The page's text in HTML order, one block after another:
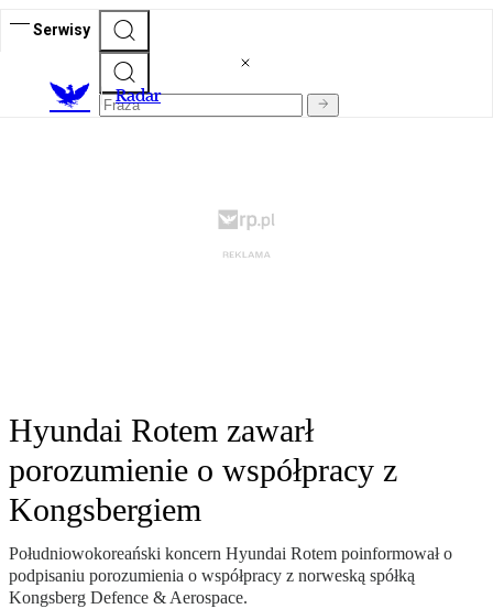
Serwisy
Radar
Hyundai Rotem zawarł
porozumienie o współpracy z
Kongsbergiem
Południowokoreański koncern Hyundai Rotem poinformował o
podpisaniu porozumienia o współpracy z norweską spółką
Kongsberg Defence & Aerospace.